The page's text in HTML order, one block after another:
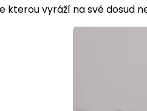
kterou vyráží na své dosud